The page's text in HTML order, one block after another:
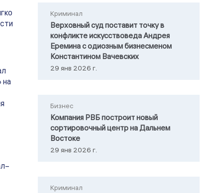
на
Криминал
Верховный суд поставит точку в
конфликте искусствоведа Андрея
Еремина с одиозным бизнесменом
Константином Вачевских
29 янв 2026 г.
Бизнес
Компания РВБ построит новый
сортировочный центр на Дальнем
Востоке
29 янв 2026 г.
Криминал